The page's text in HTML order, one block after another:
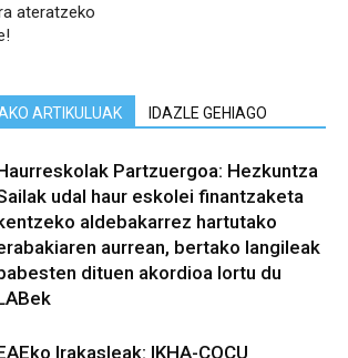
ateratzeko
ARTIKULUAK IDAZLE GEHIAGO
Partzuergoa: Hezkuntza
udal haur eskolei finantzaketa
aldebakarrez hartutako
aurrean, bertako langileak
dituen akordioa lortu du
Irakasleak: IKHA-COCU